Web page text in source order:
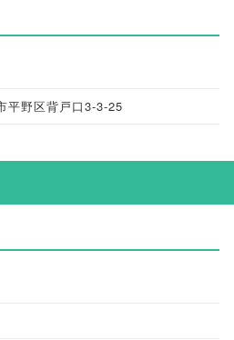
平野区背戸口3-3-25